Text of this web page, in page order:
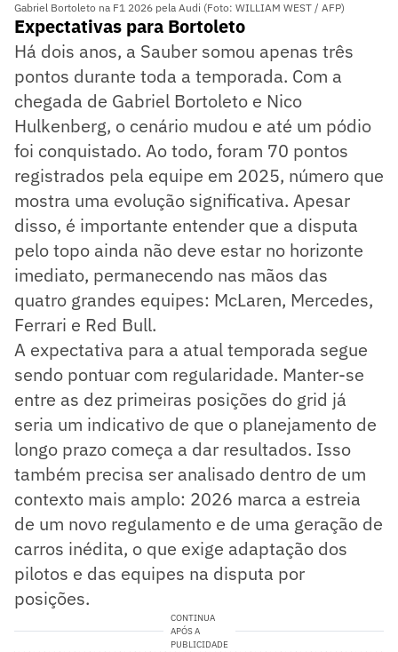
Gabriel Bortoleto na F1 2026 pela Audi (Foto: WILLIAM WEST / AFP)
Expectativas para Bortoleto
Há dois anos, a Sauber somou apenas três
pontos durante toda a temporada. Com a
chegada de Gabriel Bortoleto e Nico
Hulkenberg, o cenário mudou e até um pódio
foi conquistado. Ao todo, foram 70 pontos
registrados pela equipe em 2025, número que
mostra uma evolução significativa. Apesar
disso, é importante entender que a disputa
pelo topo ainda não deve estar no horizonte
imediato, permanecendo nas mãos das
quatro grandes equipes: McLaren, Mercedes,
Ferrari e Red Bull.
A expectativa para a atual temporada segue
sendo pontuar com regularidade. Manter-se
entre as dez primeiras posições do grid já
seria um indicativo de que o planejamento de
longo prazo começa a dar resultados. Isso
também precisa ser analisado dentro de um
contexto mais amplo: 2026 marca a estreia
de um novo regulamento e de uma geração de
carros inédita, o que exige adaptação dos
pilotos e das equipes na disputa por
posições.
CONTINUA
APÓS A
PUBLICIDADE